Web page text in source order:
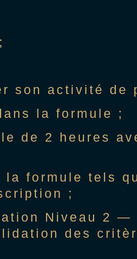
son activité de
la formule ;
de 2 heures
la formule tels
;
Niveau 2 —
des